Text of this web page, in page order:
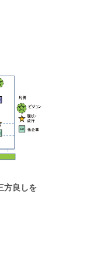
方良しを